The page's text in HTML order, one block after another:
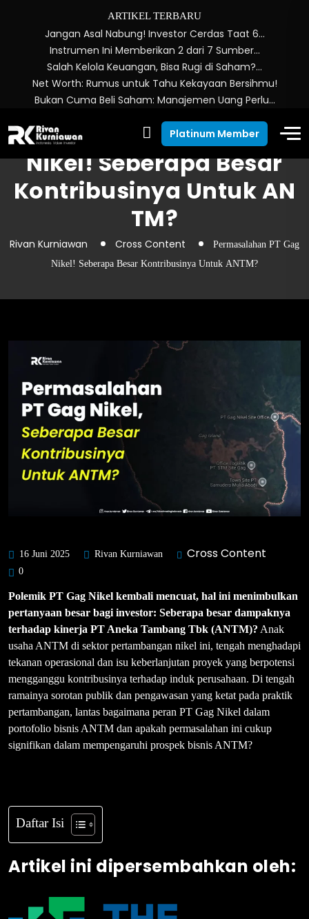
ARTIKEL TERBARU
Jangan Asal Nabung! Investor Cerdas Taat 6…
Instrumen Ini Memberikan 2 dari 7 Sumber…
Salah Kelola Keuangan, Bisa Rugi di Saham?…
Net Worth: Rumus untuk Tahu Kekayaan Bersihmu!
Bukan Cuma Beli Saham: Manajemen Uang Perlu…
Platinum Member
Permasalahan PT Gag
Nikel! Seberapa Besar
Kontribusinya Untuk AN
TM?
Rivan Kurniawan Cross Content
Permasalahan PT Gag
Nikel! Seberapa Besar Kontribusinya Untuk ANTM?
16 Juni 2025 Rivan Kurniawan Cross Content
0
Polemik PT Gag Nikel kembali mencuat, hal ini menimbulkan
pertanyaan besar bagi investor: Seberapa besar dampaknya
terhadap kinerja PT Aneka Tambang Tbk (ANTM)? Anak
usaha ANTM di sektor pertambangan nikel ini, tengah menghadapi
tekanan operasional dan isu keberlanjutan proyek yang berpotensi
mengganggu kontribusinya terhadap induk perusahaan. Di tengah
ramainya sorotan publik dan pengawasan yang ketat pada praktik
pertambangan, lantas bagaimana peran PT Gag Nikel dalam
portofolio bisnis ANTM dan apakah permasalahan ini cukup
signifikan dalam mempengaruhi prospek bisnis ANTM?
Daftar Isi
Artikel ini dipersembahkan oleh: